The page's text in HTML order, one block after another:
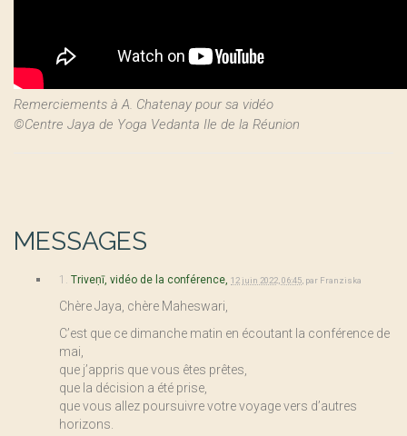
Remerciements à A. Chatenay pour sa vidéo
©Centre Jaya de Yoga Vedanta Ile de la Réunion
MESSAGES
1. Triveṇī, vidéo de la conférence, 12 juin 2022, 06:45 par Franziska
Chère Jaya, chère Maheswari,
C’est que ce dimanche matin en écoutant la conférence de
mai,
que j’appris que vous êtes prêtes,
que la décision a été prise,
que vous allez poursuivre votre voyage vers d’autres
horizons.